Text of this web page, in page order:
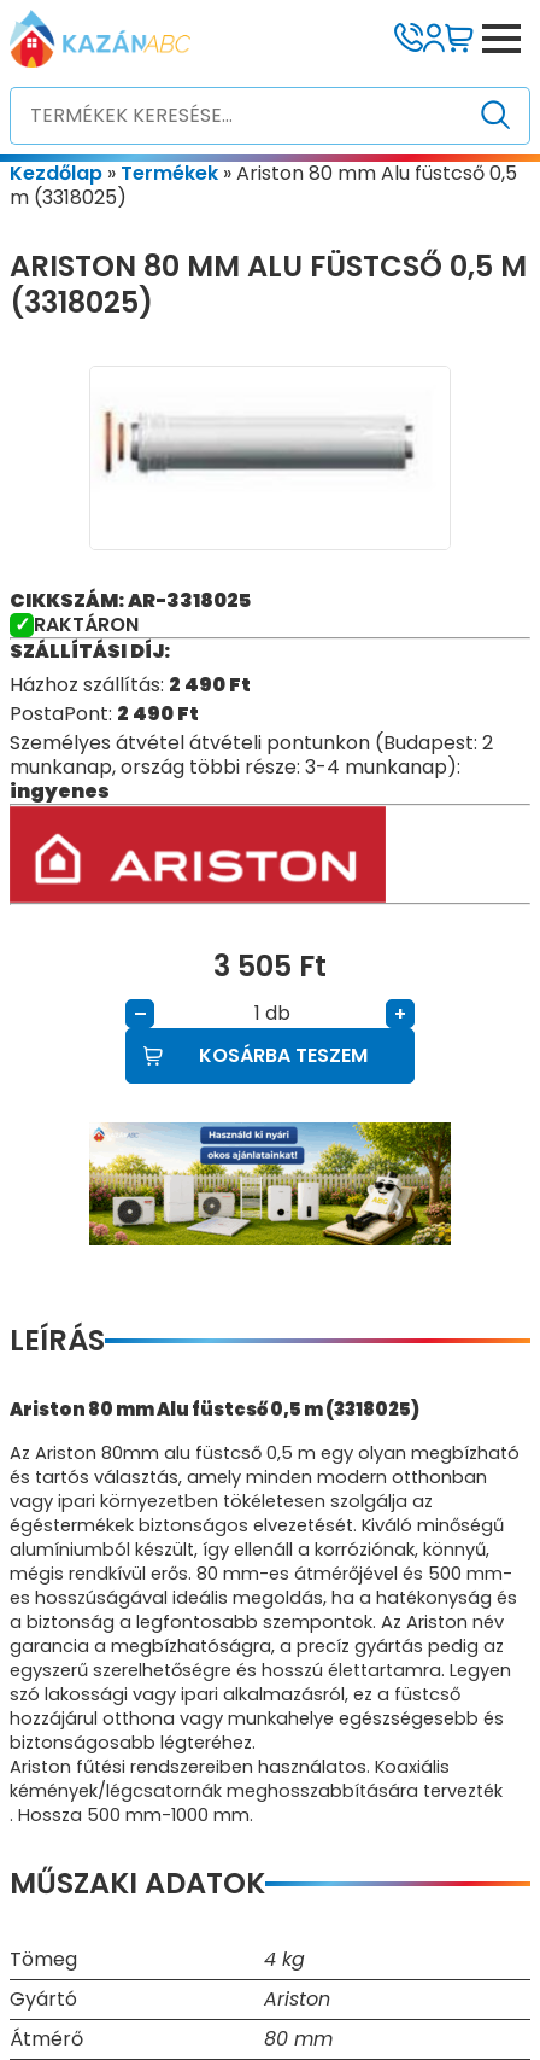
Kezdőlap » Termékek »Ariston 80 mm Alu füstcső 0,5
m (3318025)
ARISTON 80 MM ALU FÜSTCSŐ 0,5 M
(3318025)
CIKKSZÁM: AR-3318025
RAKTÁRON
SZÁLLÍTÁSI DÍJ:
Házhoz szállítás: 2 490Ft
PostaPont: 2 490Ft
Személyes átvétel átvételi pontunkon (Budapest: 2
munkanap, ország többi része: 3-4 munkanap):
ingyenes
3 505 Ft
– db
+
KOSÁRBA TESZEM
LEÍRÁS
Ariston 80 mm Alu füstcső 0,5 m (3318025)
Az Ariston 80mm alu füstcső 0,5 m egy olyan megbízható
és tartós választás, amely minden modern otthonban
vagy ipari környezetben tökéletesen szolgálja az
égéstermékek biztonságos elvezetését. Kiváló minőségű
alumíniumból készült, így ellenáll a korróziónak, könnyű,
mégis rendkívül erős. 80 mm-es átmérőjével és 500 mm-
es hosszúságával ideális megoldás, ha a hatékonyság és
a biztonság a legfontosabb szempontok. Az Ariston név
garancia a megbízhatóságra, a precíz gyártás pedig az
egyszerű szerelhetőségre és hosszú élettartamra. Legyen
szó lakossági vagy ipari alkalmazásról, ez a füstcső
hozzájárul otthona vagy munkahelye egészségesebb és
biztonságosabb légteréhez.
Ariston fűtési rendszereiben használatos. Koaxiális
kémények/légcsatornák meghosszabbítására tervezték
. Hossza 500 mm-1000 mm.
MŰSZAKI ADATOK
Tömeg
4 kg
Gyártó
Ariston
Átmérő
80 mm